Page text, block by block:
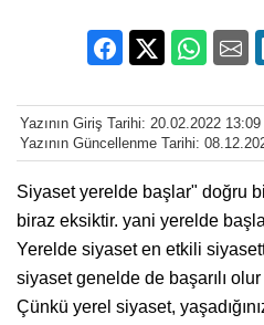
Yazının Giriş Tarihi: 20.02.2022 13:09
Yazının Güncellenme Tarihi:
Siyaset yerelde başlar" doğru
biraz eksiktir. yani yerelde
Yerelde siyaset en etkili
siyaset genelde de başarılı
Çünkü yerel siyaset,